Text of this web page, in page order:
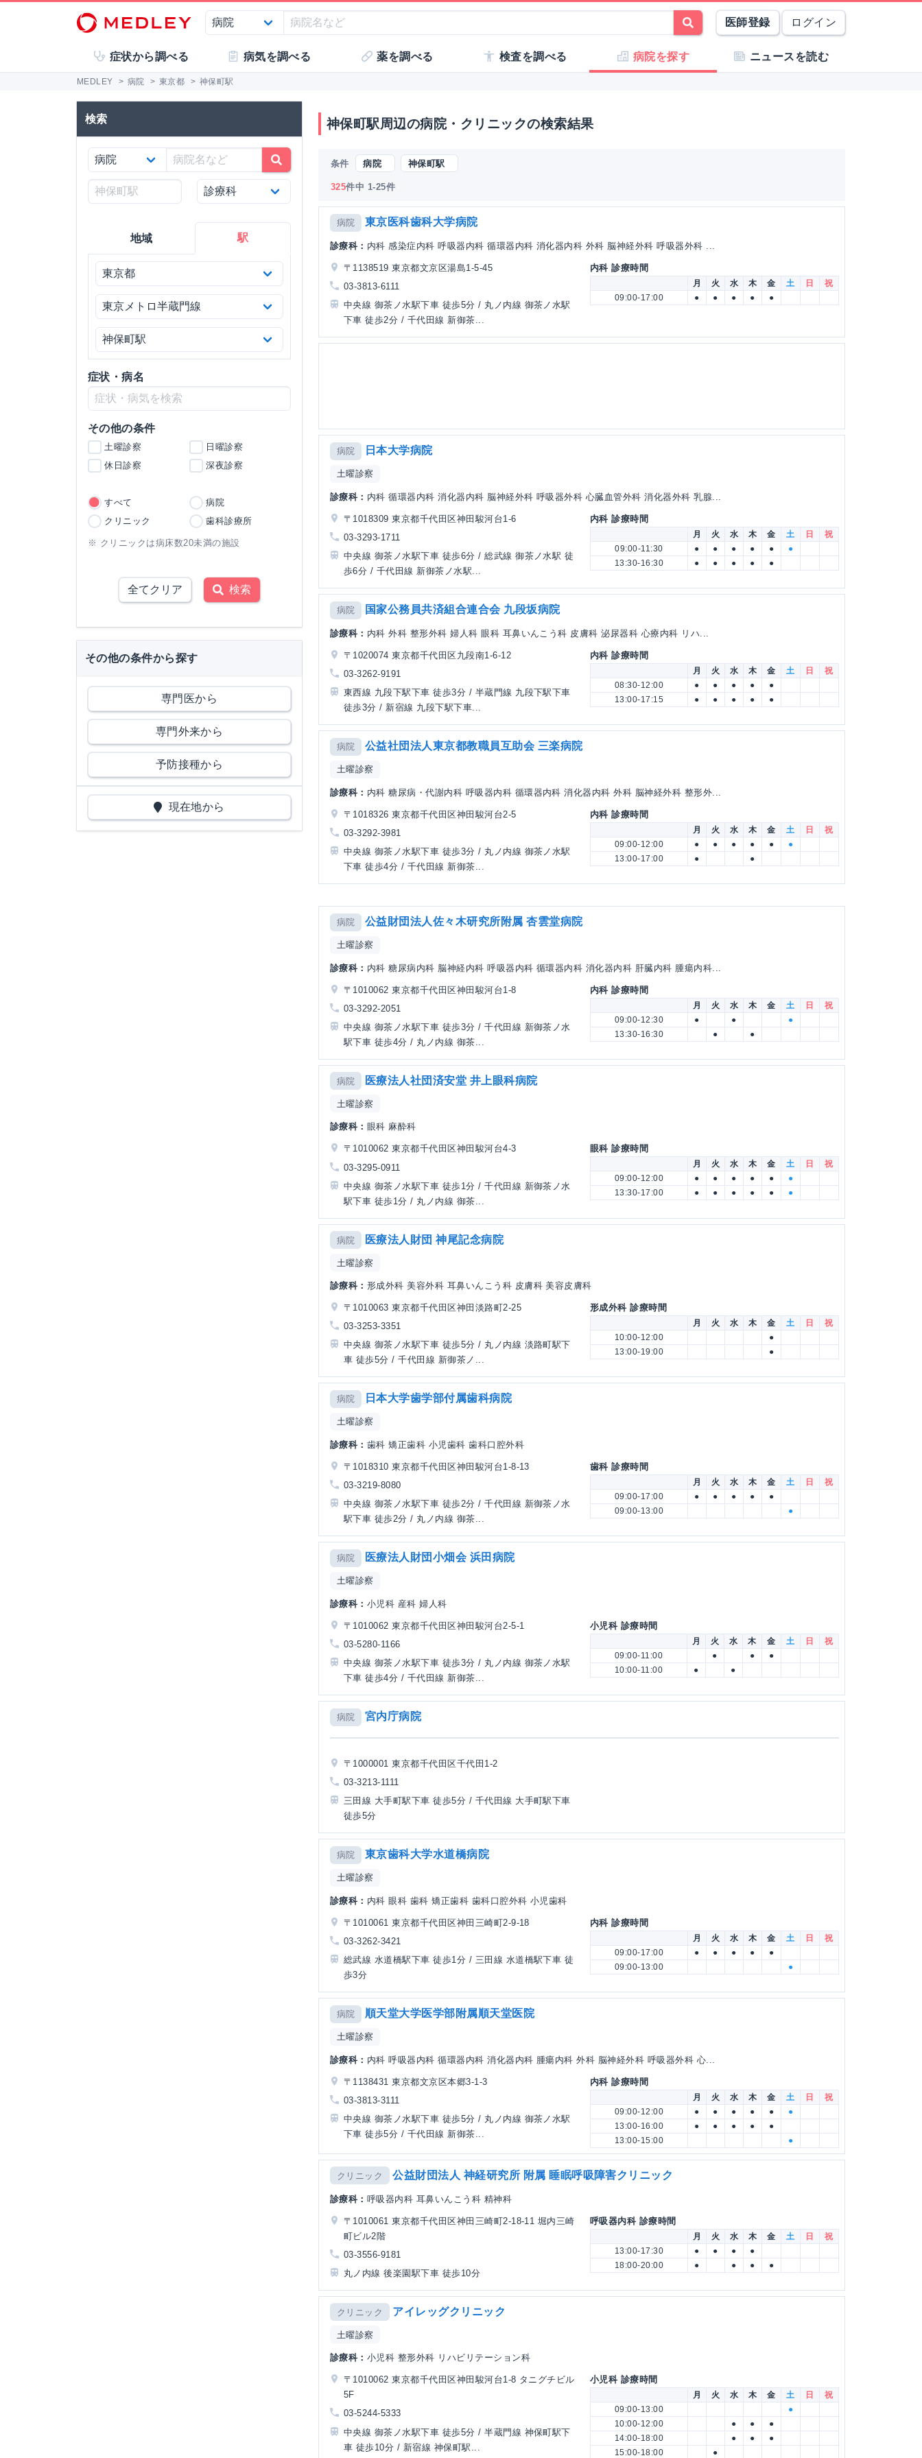
医師登録 ログイン
症状から調べる 病気を調べる 薬を調べる 検査を調べる 病院を探す ニュースを読む
MEDLEY > 病院 > 東京都 > 神保町駅
検索
地域 駅
症状・病名
その他の条件
土曜診察
日曜診察
休日診察
深夜診察
すべて
病院
クリニック
歯科診療所
※ クリニックは病床数20未満の施設
全てクリア 検索
その他の条件から探す
専門医から
専門外来から
予防接種から
現在地から
神保町駅周辺の病院・クリニックの検索結果
条件 病院 神保町駅
325件中 1-25件
病院 東京医科歯科大学病院
診療科： 内科 感染症内科 呼吸器内科 循環器内科 消化器内科 外科 脳神経外科 呼吸器外科 ...
〒1138519 東京都文京区湯島1-5-45
03-3813-6111
中央線 御茶ノ水駅下車 徒歩5分 / 丸ノ内線 御茶ノ水駅
下車 徒歩2分 / 千代田線 新御茶...
内科 診療時間
月 火 水 木 金 土 日
祝
09:00-17:00
● ● ● ● ●
病院 日本大学病院
土曜診察
診療科： 内科 循環器内科 消化器内科 脳神経外科 呼吸器外科 心臓血管外科 消化器外科 乳腺...
〒1018309 東京都千代田区神田駿河台1-6
03-3293-1711
中央線 御茶ノ水駅下車 徒歩6分 / 総武線 御茶ノ水駅 徒
歩6分 / 千代田線 新御茶ノ水駅...
内科 診療時間
月 火 水 木 金 土 日
祝
09:00-11:30
● ● ● ● ●
●
13:30-16:30
● ● ● ● ●
病院 国家公務員共済組合連合会 九段坂病院
診療科： 内科 外科 整形外科 婦人科 眼科 耳鼻いんこう科 皮膚科 泌尿器科 心療内科 リハ...
〒1020074 東京都千代田区九段南1-6-12
03-3262-9191
東西線 九段下駅下車 徒歩3分 / 半蔵門線 九段下駅下車
徒歩3分 / 新宿線 九段下駅下車...
内科 診療時間
月 火 水 木 金 土 日
祝
08:30-12:00
● ● ● ●
●
13:00-17:15
● ● ● ● ●
病院 公益社団法人東京都教職員互助会 三楽病院
土曜診察
診療科： 内科 糖尿病・代謝内科 呼吸器内科 循環器内科 消化器内科 外科 脳神経外科 整形外...
〒1018326 東京都千代田区神田駿河台2-5
03-3292-3981
中央線 御茶ノ水駅下車 徒歩3分 / 丸ノ内線 御茶ノ水駅
下車 徒歩4分 / 千代田線 新御茶...
内科 診療時間
月 火 水 木 金 土 日
祝
09:00-12:00
● ● ● ● ●
●
13:00-17:00
● ●
病院 公益財団法人佐々木研究所附属 杏雲堂病院
土曜診察
診療科： 内科 糖尿病内科 脳神経内科 呼吸器内科 循環器内科 消化器内科 肝臓内科 腫瘍内科...
〒1010062 東京都千代田区神田駿河台1-8
03-3292-2051
中央線 御茶ノ水駅下車 徒歩3分 / 千代田線 新御茶ノ水
駅下車 徒歩4分 / 丸ノ内線 御茶...
内科 診療時間
月 火 水 木 金 土 日
祝
09:00-12:30
● ●
●
13:30-16:30
● ●
病院 医療法人社団済安堂 井上眼科病院
土曜診察
診療科： 眼科 麻酔科
〒1010062 東京都千代田区神田駿河台4-3
03-3295-0911
中央線 御茶ノ水駅下車 徒歩1分 / 千代田線 新御茶ノ水
駅下車 徒歩1分 / 丸ノ内線 御茶...
眼科 診療時間
月 火 水 木 金 土 日
祝
09:00-12:00
● ● ● ● ●
●
13:30-17:00
● ● ● ● ● ●
病院 医療法人財団 神尾記念病院
土曜診察
診療科： 形成外科 美容外科 耳鼻いんこう科 皮膚科 美容皮膚科
〒1010063 東京都千代田区神田淡路町2-25
03-3253-3351
中央線 御茶ノ水駅下車 徒歩5分 / 丸ノ内線 淡路町駅下
車 徒歩5分 / 千代田線 新御茶ノ...
形成外科 診療時間
月 火 水 木 金 土 日
祝
10:00-12:00
●
13:00-19:00
●
病院 日本大学歯学部付属歯科病院
土曜診察
診療科： 歯科 矯正歯科 小児歯科 歯科口腔外科
〒1018310 東京都千代田区神田駿河台1-8-13
03-3219-8080
中央線 御茶ノ水駅下車 徒歩2分 / 千代田線 新御茶ノ水
駅下車 徒歩2分 / 丸ノ内線 御茶...
歯科 診療時間
月 火 水 木 金 土 日
祝
09:00-17:00
● ● ● ●
●
09:00-13:00
●
病院 医療法人財団小畑会 浜田病院
土曜診察
診療科： 小児科 産科 婦人科
〒1010062 東京都千代田区神田駿河台2-5-1
03-5280-1166
中央線 御茶ノ水駅下車 徒歩3分 / 丸ノ内線 御茶ノ水駅
下車 徒歩4分 / 千代田線 新御茶...
小児科 診療時間
月 火 水 木 金 土 日
祝
09:00-11:00
● ●
●
10:00-11:00
● ●
病院 宮内庁病院
〒1000001 東京都千代田区千代田1-2
03-3213-1111
三田線 大手町駅下車 徒歩5分 / 千代田線 大手町駅下車
徒歩5分
病院 東京歯科大学水道橋病院
土曜診察
診療科： 内科 眼科 歯科 矯正歯科 歯科口腔外科 小児歯科
〒1010061 東京都千代田区神田三崎町2-9-18
03-3262-3421
総武線 水道橋駅下車 徒歩1分 / 三田線 水道橋駅下車 徒
歩3分
内科 診療時間
月 火 水 木 金 土 日
祝
09:00-17:00
● ● ● ●
●
09:00-13:00
●
病院 順天堂大学医学部附属順天堂医院
土曜診察
診療科： 内科 呼吸器内科 循環器内科 消化器内科 腫瘍内科 外科 脳神経外科 呼吸器外科 心...
〒1138431 東京都文京区本郷3-1-3
03-3813-3111
中央線 御茶ノ水駅下車 徒歩5分 / 丸ノ内線 御茶ノ水駅
下車 徒歩5分 / 千代田線 新御茶...
内科 診療時間
月 火 水 木 金 土 日
祝
09:00-12:00
● ● ● ● ●
●
13:00-16:00
● ● ● ●
●
13:00-15:00
●
クリニック 公益財団法人 神経研究所 附属 睡眠呼吸障害クリニック
診療科： 呼吸器内科 耳鼻いんこう科 精神科
〒1010061 東京都千代田区神田三崎町2-18-11 堀内三崎
町ビル2階
03-3556-9181
丸ノ内線 後楽園駅下車 徒歩10分
呼吸器内科 診療時間
月 火 水 木 金 土 日
祝
13:00-17:30
● ● ●
●
18:00-20:00
● ● ● ●
クリニック アイレッグクリニック
土曜診察
診療科： 小児科 整形外科 リハビリテーション科
〒1010062 東京都千代田区神田駿河台1-8 タニグチビル
5F
03-5244-5333
中央線 御茶ノ水駅下車 徒歩5分 / 半蔵門線 神保町駅下
車 徒歩10分 / 新宿線 神保町駅...
小児科 診療時間
月 火 水 木 金 土 日
祝
09:00-13:00
●
10:00-12:00
● ●
●
14:00-18:00
● ●
●
15:00-18:00
●